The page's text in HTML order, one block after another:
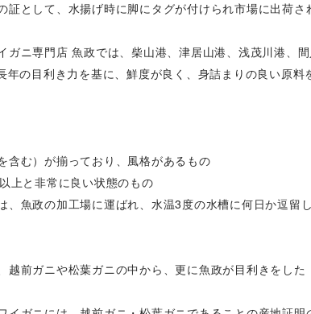
証として、水揚げ時に脚にタグが付けられ市場に出荷さ
ガニ専門店 魚政では、柴山港、津居山港、浅茂川港、
年の目利き力を基に、鮮度が良く、身詰まりの良い原料
含む）が揃っており、風格があるもの
上と非常に良い状態のもの
、魚政の加工場に運ばれ、水温3度の水槽に何日か逗留
越前ガニや松葉ガニの中から、更に魚政が目利きをし